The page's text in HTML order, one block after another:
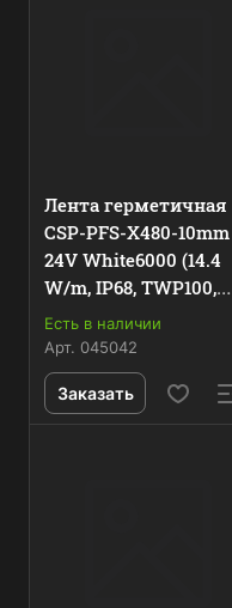
Лента герметичная
CSP-PFS-X480-10mm
24V White6000 (14.4
W/m, IP68, TWP100,
5m) (Arlight, -) 045042
Есть в наличии
Арт. 045042
Заказать